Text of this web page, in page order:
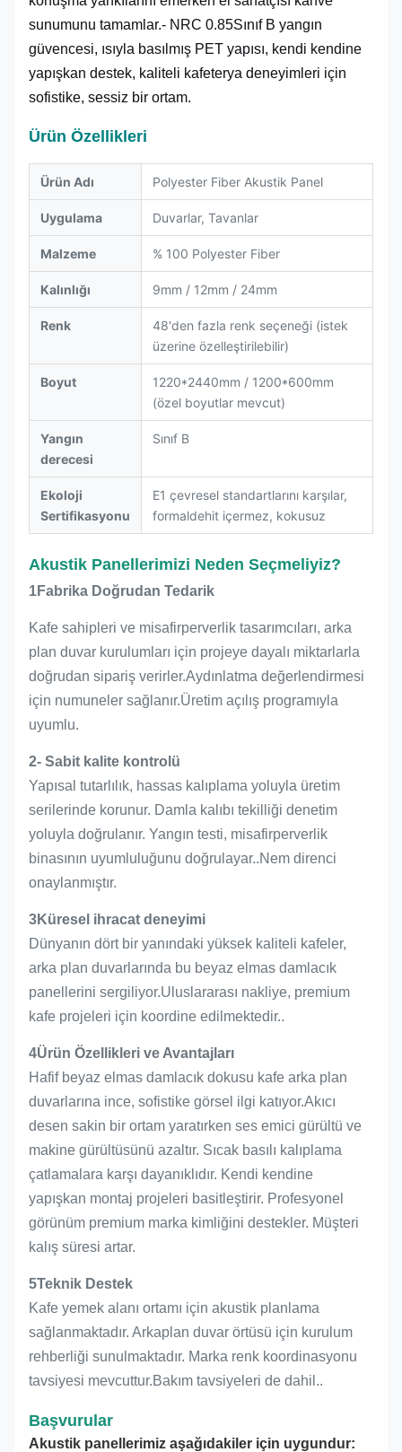
sunumunu tamamlar.- NRC 0.85Sınıf B yangın
güvencesi, ısıyla basılmış PET yapısı, kendi kendine
yapışkan destek, kaliteli kafeterya deneyimleri için
sofistike, sessiz bir ortam.
Ürün Özellikleri
Ürün Adı Polyester Fiber Akustik Panel
Uygulama Duvarlar, Tavanlar
Malzeme % 100 Polyester Fiber
Kalınlığı 9mm / 12mm / 24mm
Renk
48'den fazla renk seçeneği (istek
üzerine özelleştirilebilir)
Boyut
1220*2440mm / 1200*600mm
(özel boyutlar mevcut)
Yangın
derecesi
Sınıf B
Ekoloji
Sertifikasyonu
E1 çevresel standartlarını karşılar,
formaldehit içermez, kokusuz
Akustik Panellerimizi Neden Seçmeliyiz?
1Fabrika Doğrudan Tedarik
Kafe sahipleri ve misafirperverlik tasarımcıları, arka
plan duvar kurulumları için projeye dayalı miktarlarla
doğrudan sipariş verirler.Aydınlatma değerlendirmesi
için numuneler sağlanır.Üretim açılış programıyla
uyumlu.
2- Sabit kalite kontrolü
Yapısal tutarlılık, hassas kalıplama yoluyla üretim
serilerinde korunur. Damla kalıbı tekilliği denetim
yoluyla doğrulanır. Yangın testi, misafirperverlik
binasının uyumluluğunu doğrulayar..Nem direnci
onaylanmıştır.
3Küresel ihracat deneyimi
Dünyanın dört bir yanındaki yüksek kaliteli kafeler,
arka plan duvarlarında bu beyaz elmas damlacık
panellerini sergiliyor.Uluslararası nakliye, premium
kafe projeleri için koordine edilmektedir..
4Ürün Özellikleri ve Avantajları
Hafif beyaz elmas damlacık dokusu kafe arka plan
duvarlarına ince, sofistike görsel ilgi katıyor.Akıcı
desen sakin bir ortam yaratırken ses emici gürültü ve
makine gürültüsünü azaltır. Sıcak basılı kalıplama
çatlamalara karşı dayanıklıdır. Kendi kendine
yapışkan montaj projeleri basitleştirir. Profesyonel
görünüm premium marka kimliğini destekler. Müşteri
kalış süresi artar.
5Teknik Destek
Kafe yemek alanı ortamı için akustik planlama
sağlanmaktadır. Arkaplan duvar örtüsü için kurulum
rehberliği sunulmaktadır. Marka renk koordinasyonu
tavsiyesi mevcuttur.Bakım tavsiyeleri de dahil..
Başvurular
Akustik panellerimiz aşağıdakiler için uygundur: